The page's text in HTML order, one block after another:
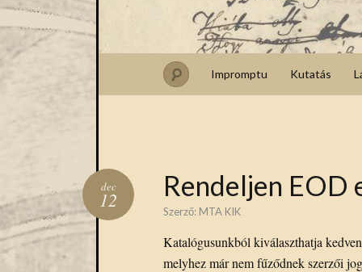
Impromptu Kutatás
Rendeljen EOD
dec
12 Szerző: MTA KIK
Katalógusunkból kiválaszthatja
melyhez már nem fűződnek szerzői